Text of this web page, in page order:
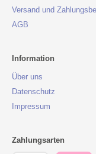
Versand und
AGB
Information
Über uns
Datenschutz
Impressum
Zahlungsarten